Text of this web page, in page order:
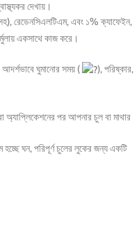
দেখায়।
রেডেনসিএলটিএম, এবং ১% ক্যাফেইন,
একসাথে কাজ করে।
ঘুমানোর সময় (
), পরিষ্কার,
অ্যাপ্লিকেশনের পর আপনার চুল বা মাথার
হচ্ছে ঘন, পরিপূর্ণ চুলের লুকের জন্য একটি